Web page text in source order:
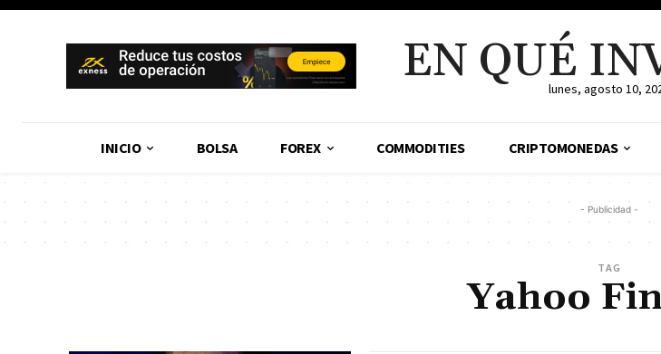
EN QUÉlunes, agosto 10,
INICIO BOLSA FOREX COMMODITIES CRIPTOMONEDAS
- Publicidad -
TAG
Yahoo